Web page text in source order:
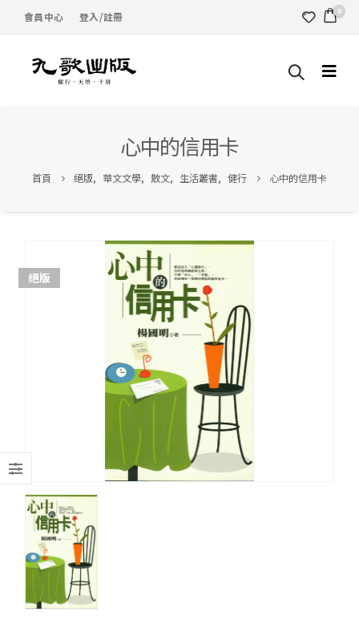
會員中心 登入/註冊 0
心中的信用卡
首頁 絕版, 華文文學, 散文, 生活叢書, 健行 心中的信用卡
絕版